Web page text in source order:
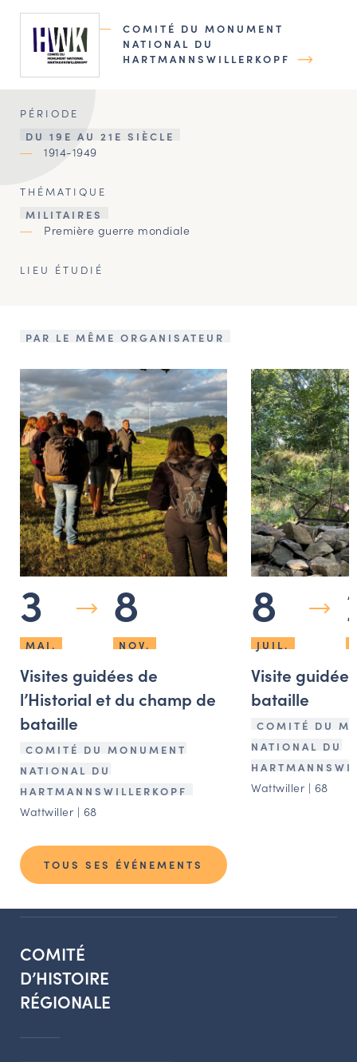
COMITÉ DU MONUMENT
NATIONAL DU
HARTMANNSWILLERKOPF
PÉRIODE
DU 19E AU 21E SIÈCLE
1914-1949
THÉMATIQUE
MILITAIRES
Première guerre mondiale
LIEU ÉTUDIÉ
PAR LE MÊME ORGANISATEUR
3
MAI.
8
NOV.
Visites guidées de
l’Historial et du champ de
bataille
COMITÉ DU MONUMENT
NATIONAL DU
HARTMANNSWILLERKOPF
Wattwiller | 68
8
JUIL.
Visite guidée
bataille
COMITÉ DU
NATIONAL DU
Wattwiller | 68
TOUS SES ÉVÉNEMENTS
COMITÉ
D’HISTOIRE
RÉGIONALE